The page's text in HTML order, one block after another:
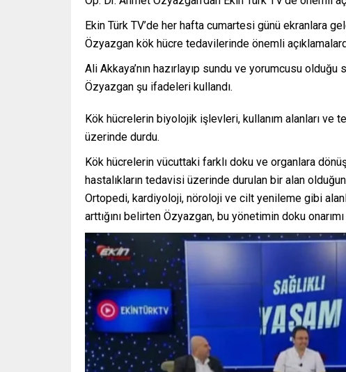
Ekin Türk TV’de her hafta cumartesi günü ekranlara
Özyazgan kök hücre tedavilerinde önemli
Ali Akkaya’nın hazırlayıp sundu ve yorumcusu olduğu
Özyazgan şu ifadeleri kullandı.
Kök hücrelerin biyolojik işlevleri, kullanım alanları
üzerinde durdu.
Kök hücrelerin vücuttaki farklı doku ve organlara
hastalıkların tedavisi üzerinde durulan bir alan
Ortopedi, kardiyoloji, nöroloji ve cilt yenileme gibi
arttığını belirten Özyazgan, bu yönetimin doku onarımı